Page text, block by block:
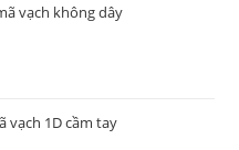
vạch không dây
vạch 1D cầm tay